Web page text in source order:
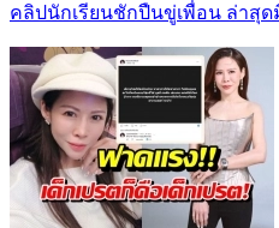
คลิปนักเรียนชักปืนขู่เพื่อน ล่าสุ